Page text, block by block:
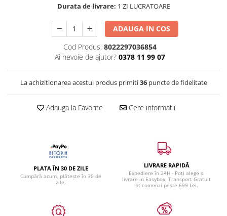
Durata de livrare: 1 ZI LUCRATOARE
ADAUGA IN COS
Cod Produs: 8022297036854
Ai nevoie de ajutor? 0378 11 99 07
La achizitionarea acestui produs primiti36puncte de fidelitate
Adauga la Favorite Cere informatii
PLATA ÎN 30 DE ZILE
Cumpără acum, plătește în 30 de
zile.
LIVRARE RAPIDĂ
Expediere în 24H - Poți alege și
livrare in Easybox. Transport Gratuit
pt comenzi peste 699 Lei.